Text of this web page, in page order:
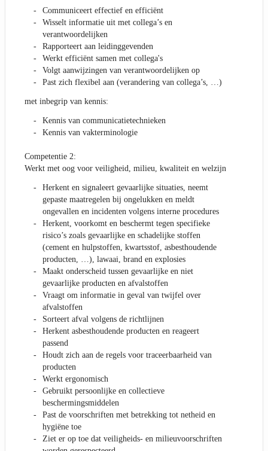
Communiceert effectief en efficiënt
Wisselt informatie uit met collega’s en
verantwoordelijken
Rapporteert aan leidinggevenden
Werkt efficiënt samen met collega's
Volgt aanwijzingen van verantwoordelijken op
Past zich flexibel aan (verandering van collega’s, …)
met inbegrip van kennis:
Kennis van communicatietechnieken
Kennis van vakterminologie
Competentie 2:
Werkt met oog voor veiligheid, milieu, kwaliteit en welzijn
Herkent en signaleert gevaarlijke situaties, neemt
gepaste maatregelen bij ongelukken en meldt
ongevallen en incidenten volgens interne procedures
Herkent, voorkomt en beschermt tegen specifieke
risico’s zoals gevaarlijke en schadelijke stoffen
(cement en hulpstoffen, kwartsstof, asbesthoudende
producten, …), lawaai, brand en explosies
Maakt onderscheid tussen gevaarlijke en niet
gevaarlijke producten en afvalstoffen
Vraagt om informatie in geval van twijfel over
afvalstoffen
Sorteert afval volgens de richtlijnen
Herkent asbesthoudende producten en reageert
passend
Houdt zich aan de regels voor traceerbaarheid van
producten
Werkt ergonomisch
Gebruikt persoonlijke en collectieve
beschermingsmiddelen
Past de voorschriften met betrekking tot netheid en
hygiëne toe
Ziet er op toe dat veiligheids- en milieuvoorschriften